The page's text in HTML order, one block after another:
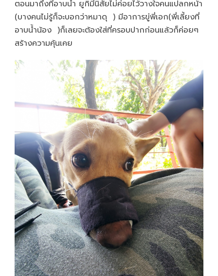
ตอนมาถึงที่อาบน้ำ ยูกิมีนิสัยไม่ค่อยไว้วางใจคนแปลกหน้า
(บางคนไม่รู้ก็จะบอกว่าหมาดุ ) มีอาการขู่พี่เอก(พี่เลี้ยงที่
อาบน้ำน้อง )ก็เลยจะต้องใส่ที่ครอบปากก่อนแล้วก็ค่อยๆ
สร้างความคุ้นเคย